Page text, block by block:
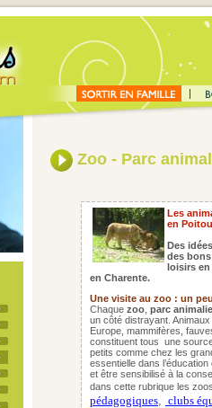
Zoo - Parc
Les
en
Des
des
loisirs en
en Charente.
Une visite au zoo : un
Chaque zoo parc
un côté distrayant. Animaux
Europe, mammifères,
constituent tous une
petits comme chez les
essentielle dans
et être sensibilisé à la
dans cette rubrique les
pédagogiques, clubs